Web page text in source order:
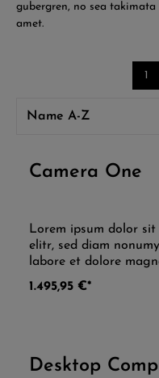
gubergren, no sea
amet.
1
Camera One
Lorem ipsum dolor
elitr, sed diam
labore et dolore
voluptua. At vero eos
dolores et ea rebum.
invidunt ut labore et
sed diam voluptua. At
1.495,95 €*
Desktop